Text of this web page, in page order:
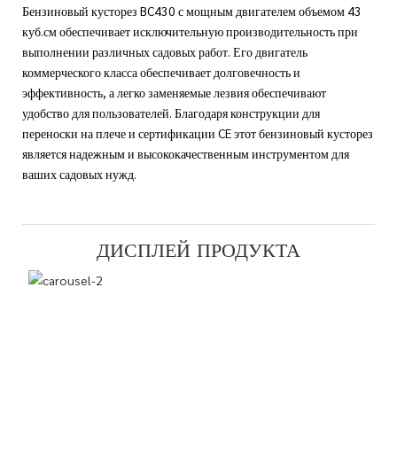
Бензиновый кусторез BC430 с мощным двигателем объемом 43
куб.см обеспечивает исключительную производительность при
выполнении различных садовых работ. Его двигатель
коммерческого класса обеспечивает долговечность и
эффективность, а легко заменяемые лезвия обеспечивают
удобство для пользователей. Благодаря конструкции для
переноски на плече и сертификации CE этот бензиновый кусторез
является надежным и высококачественным инструментом для
ваших садовых нужд.
ДИСПЛЕЙ ПРОДУКТА